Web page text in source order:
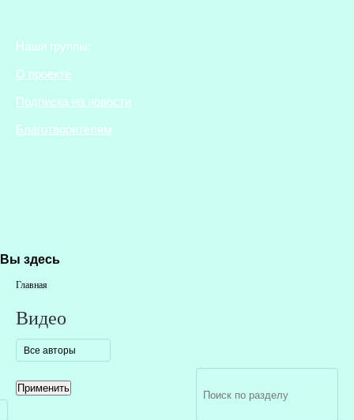
Наши группы:
О проекте
Подписка на новости
Благотворителям
Вы здесь
Главная
Видео